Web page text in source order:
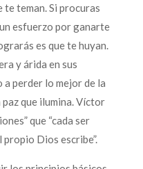
teman. Si procuras
esfuerzo por ganarte
es que te huyan.
y árida en sus
perder lo mejor de la
que ilumina. Víctor
que “cada ser
propio Dios escribe”.